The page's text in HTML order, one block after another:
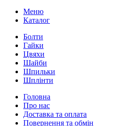
Меню
Каталог
Болти
Гайки
Цвяхи
Шайби
Шпильки
Шплінти
Головна
Про нас
Доставка та оплата
Повернення та обмін